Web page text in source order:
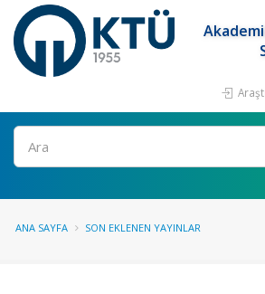
Ara
ANA SAYFA SON EKLENEN YAYINLAR